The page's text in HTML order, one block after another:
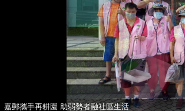
嘉郵攜手再耕園 助弱勢者融社區生活
嘉郵攜手再耕園 助弱勢者融社區生活